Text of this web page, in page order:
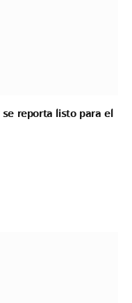
reporta listo para el